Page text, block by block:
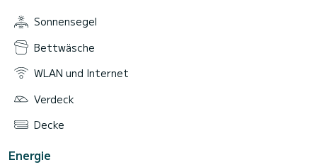
Sonnensegel
Bettwäsche
WLAN und Internet
Verdeck
Decke
Energie